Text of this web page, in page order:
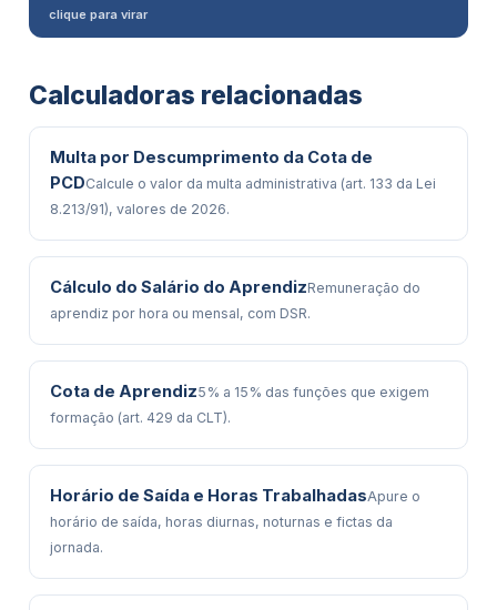
clique para virar
Calculadoras relacionadas
Multa por Descumprimento da Cota de
PCDCalcule o valor da multa administrativa (art. 133 da Lei
8.213/91), valores de 2026.
Cálculo do Salário do AprendizRemuneração do
aprendiz por hora ou mensal, com DSR.
Cota de Aprendiz5% a 15% das funções que exigem
formação (art. 429 da CLT).
Horário de Saída e Horas TrabalhadasApure o
horário de saída, horas diurnas, noturnas e fictas da
jornada.